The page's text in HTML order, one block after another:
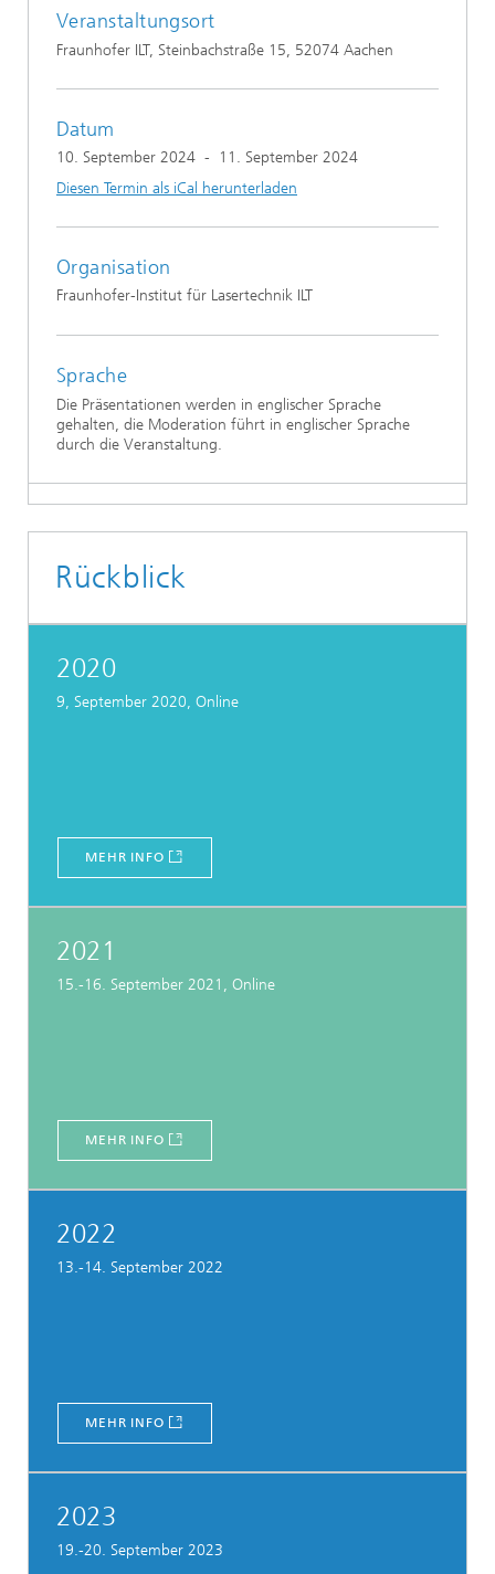
Veranstaltungsort
Fraunhofer ILT, Steinbachstraße 15, 52074 Aachen
Datum
10. September 2024 -
11. September 2024
Diesen Termin als iCal herunterladen
Organisation
Fraunhofer-Institut für Lasertechnik ILT
Sprache
Die Präsentationen werden in englischer Sprache
gehalten, die Moderation führt in englischer Sprache
durch die Veranstaltung.
Rückblick
2020
9, September 2020, Online
MEHR INFO
2021
15.-16. September 2021, Online
MEHR INFO
2022
13.-14. September 2022
MEHR INFO
2023
19.-20. September 2023